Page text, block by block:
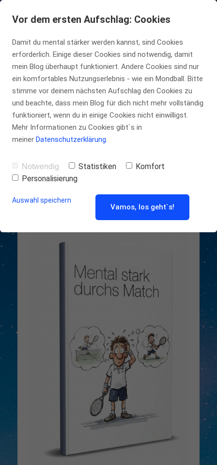
tennis-insider.de
Vor dem ersten Aufschlag: Cookies
Damit du mental stärker werden kannst, sind Cookies
erforderlich. Einige dieser Cookies sind notwendig, damit
mein Blog überhaupt funktioniert. Andere Cookies sind nur
ein komfortables Nutzungserlebnis - wie ein Mondball. Bitte
stimme vor deinem nächsten Aufschlag den Cookies zu
und beachte, dass mein Blog für dich nicht mehr vollständig
funktioniert, wenn du in einige Cookies nicht einwilligst.
Mehr Informationen zu Cookies gibt`s in
meiner Datenschutzerklärung.
Notwendig Statistiken
Komfort
Personalisierung
Auswahl speichern
Vamos, los geht`s!